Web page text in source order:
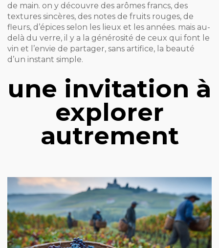
de main. on y découvre des arômes francs, des
textures sincères, des notes de fruits rouges, de
fleurs, d’épices selon les lieux et les années. mais au-
delà du verre, il y a la générosité de ceux qui font le
vin et l’envie de partager, sans artifice, la beauté
d’un instant simple.
une invitation à
explorer
autrement